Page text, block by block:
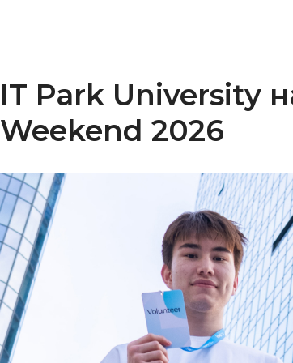
IT Park University
Weekend 2026